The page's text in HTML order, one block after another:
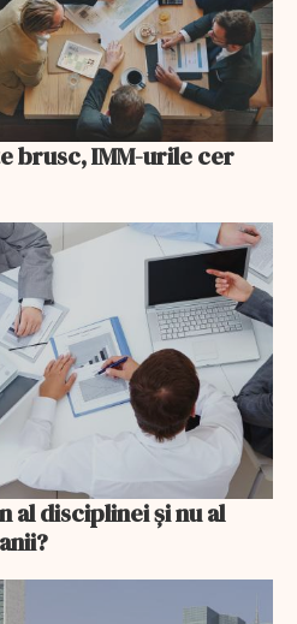
brusc, IMM-urile cer
al disciplinei și nu al